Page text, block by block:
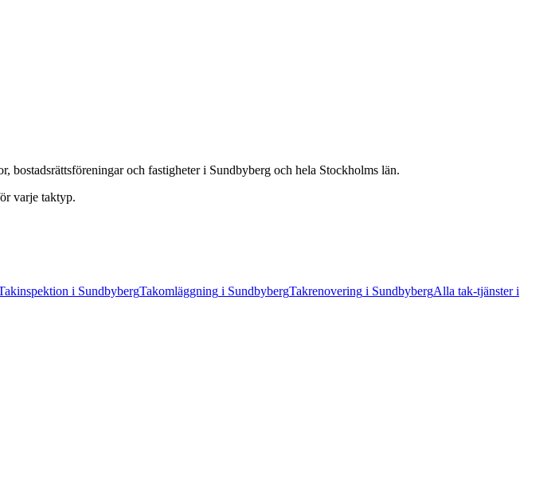
bostadsrättsföreningar och fastigheteri Sundbyberg och hela Stockholms län.
varje taktyp.
i SundbybergTakomläggning i SundbybergTakrenovering i SundbybergAlla tak-tjänsteri